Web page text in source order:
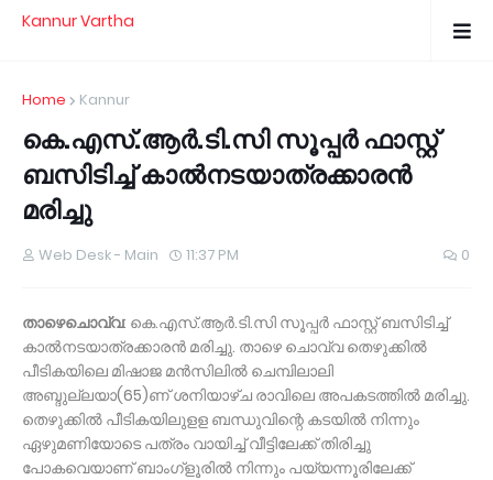
Kannur Vartha
Home Kannur
കെ.എസ്.ആര്‍.ടി.സി സൂപ്പര്‍ ഫാസ്റ്റ്
ബസിടിച്ച് കാല്‍നടയാത്രക്കാരന്‍
മരിച്ചു
Web Desk - Main 11:37 PM 0
താഴെചൊവ്വ: കെ.എസ്.ആര്‍.ടി.സി സൂപ്പര്‍ ഫാസ്റ്റ് ബസിടിച്ച്
കാല്‍നടയാത്രക്കാരന്‍ മരിച്ചു. താഴെ ചൊവ്വ തെഴുക്കില്‍
പീടികയിലെ മിഷാജ മന്‍സിലില്‍ ചെമ്പിലാലി
അബ്ദുല്ലയാ(65)ണ് ശനിയാഴ്ച രാവിലെ അപകടത്തില്‍ മരിച്ചു.
തെഴുക്കില്‍ പീടികയിലുളള ബന്ധുവിന്റെ കടയില്‍ നിന്നും
ഏഴുമണിയോടെ പത്രം വായിച്ച് വീട്ടിലേക്ക് തിരിച്ചു
പോകവെയാണ് ബാംഗ്‌ളൂരില്‍ നിന്നും പയ്യന്നൂരിലേക്ക്